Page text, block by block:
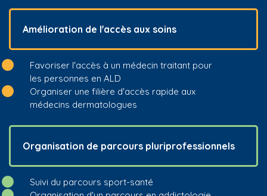
Amélioration de l'accès aux soins
Favoriser l'accès à un médecin traitant pour
les personnes en ALD
Organiser une filière d'accès rapide aux
médecins dermatologues
Organisation de parcours pluriprofessionnels
Suivi du parcours sport-santé